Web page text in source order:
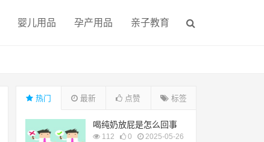
婴儿用品 孕产用品 亲子教育
热门 最新 点赞 标签
喝纯奶放屁是怎么回事
112 0 2025-05-26